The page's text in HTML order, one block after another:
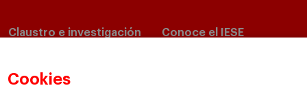
Cookies
Claustro e investigación
Departamentos académicos
Conoce el IESE